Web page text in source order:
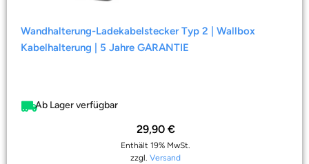
Wandhalterung-Ladekabelstecker Typ 2 | Wallbox
Kabelhalterung | 5 Jahre GARANTIE
Ab Lager verfügbar
29,90 €
Enthält 19% MwSt.
zzgl. Versand